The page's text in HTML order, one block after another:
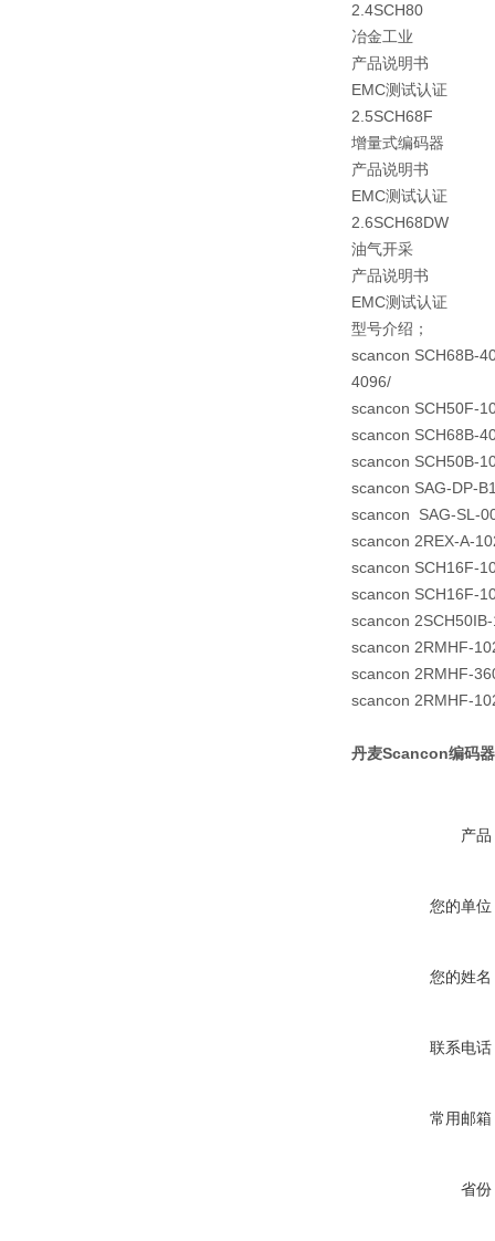
2.4SCH80
冶金工业
产品说明书
EMC测试认证
2.5SCH68F
增量式编码器
产品说明书
EMC测试认证
2.6SCH68DW
油气开采
产品说明书
EMC测试认证
型号介绍；
scancon SCH68B-
4096/
scancon SCH50F-
scancon SCH68B-
scancon SCH50B-
scancon SAG-DP-
scancon SAG-SL-
scancon 2REX-A-
scancon SCH16F-
scancon SCH16F-
scancon
scancon 2RMHF-
scancon 2RMHF-
scancon 2RMHF-
丹麦Scancon编码
产品
您的单位
您的姓名
联系电话
常用邮箱
省份